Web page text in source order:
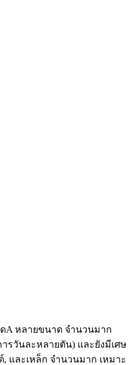
A หลายขนาด จำนวนมาก
รวันละหลายตัน) และยังมีเศษ
และเหล็ก จำนวนมาก เหมาะ